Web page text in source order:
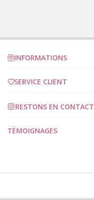
INFORMATIONS
SERVICE CLIENT
RESTONS EN CONTACT
TÉMOIGNAGES